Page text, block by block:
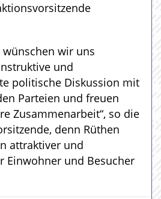
wünschen wir uns
und
politische Diskussion mit
Parteien und freuen
Zusammenarbeit“, so die
denn Rüthen
attraktiver und
Einwohner und Besucher